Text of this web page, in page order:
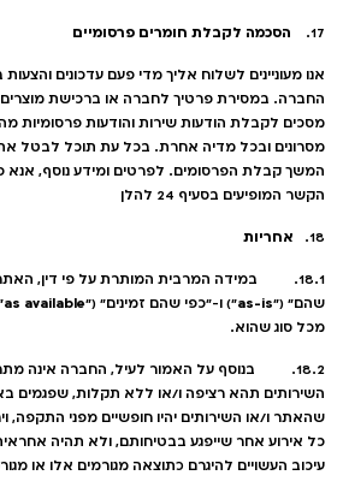
17. הסכמה לקבלת חומרים פרסומיים
אנו מעוניינים לשלוח אליך מדי פעם עדכונים
החברה. במסירת פרטיך לחברה או ברכישת
מסכים לקבלת הודעות שירות והודעות פרסומיות
מסרונים ובכל מדיה אחרת. בכל עת תוכל לבטל
המשך קבלת הפרסומים. לפרטים ומידע נוסף, אנא
הקשר המופיעים בסעיף 24 להלן
18. אחריות
18.1. במידה המרבית המותרת על פי דין,
שהם" ("as-is") ו-"כפי שהם זמינים" ("as available
מכל סוג שהוא.
18.2. בנוסף על האמור לעיל, החברה אינה
השירותים תהא רציפה ו/או ללא תקלות, שפגמים
שהאתר ו/או השירותים יהיו חופשיים מפני התקפה,
כל אירוע אחר שייפגע בבטיחותם, ולא תהיה
עיכוב העשויים להיגרם כתוצאה מגורמים אלו או